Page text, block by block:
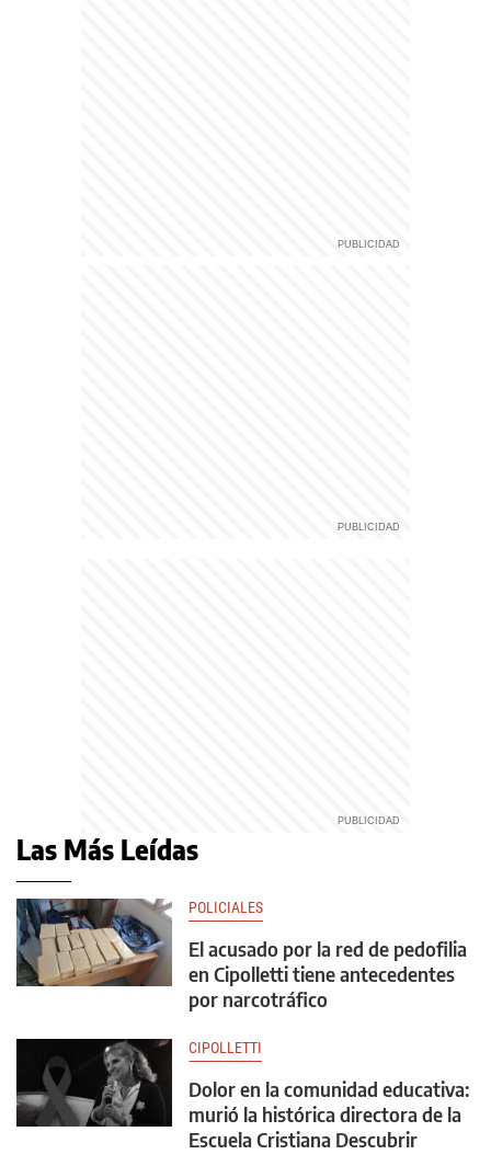
Las Más Leídas
POLICIALES
El acusado por la red de pedofilia
en Cipolletti tiene antecedentes
por narcotráfico
CIPOLLETTI
Dolor en la comunidad educativa:
murió la histórica directora de la
Escuela Cristiana Descubrir